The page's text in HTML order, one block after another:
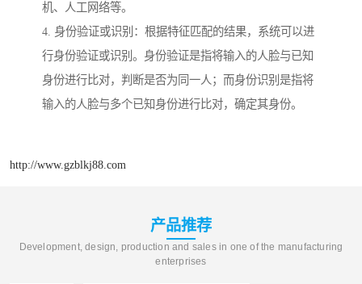
机、人工网络等。
4. 身份验证或识别：根据特征匹配的结果，系统可以进
行身份验证或识别。身份验证是指将输入的人脸与已知
身份进行比对，判断是否为同一人；而身份识别是指将
输入的人脸与多个已知身份进行比对，确定其身份。
http://www.gzblkj88.com
产品推荐
Development, design, production and sales in one of the manufacturing
enterprises